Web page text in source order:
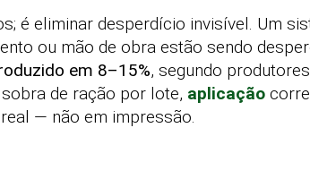
é eliminar desperdício invisível. Um
ou mão de obra estão sendo
em 8–15%, segundo
de ração por lote, aplicação
— não em impressão.